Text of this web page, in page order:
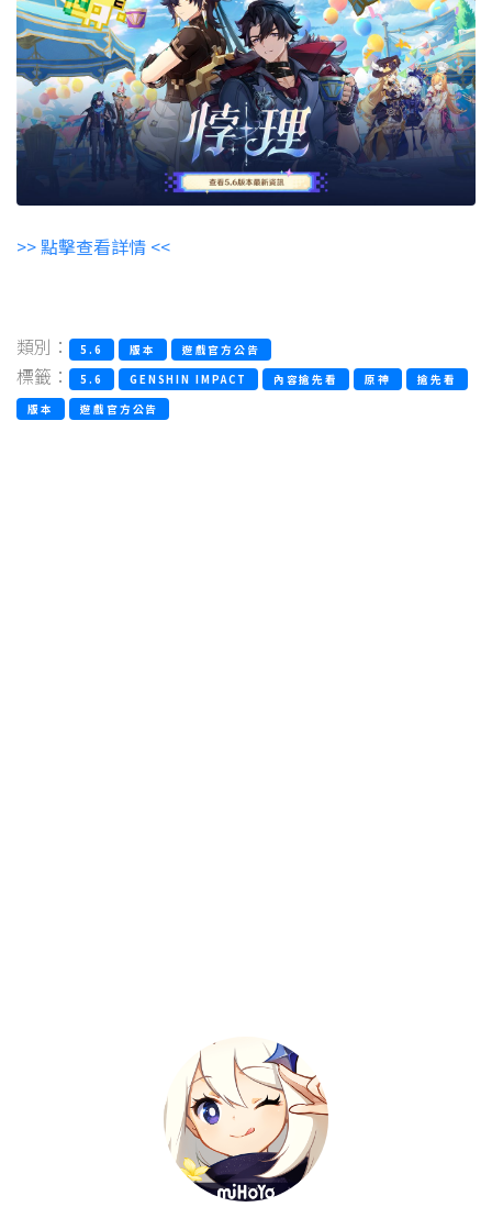
>> 點擊查看詳情 <<
類別： 5.6 版本 遊戲官方公告
標籤： 5.6 GENSHIN IMPACT 內容搶先看 原神
搶先看
版本
遊戲官方公告